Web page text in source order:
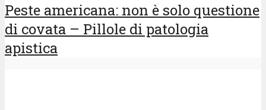
Peste americana: non è solo questione
di covata – Pillole di patologia
apistica